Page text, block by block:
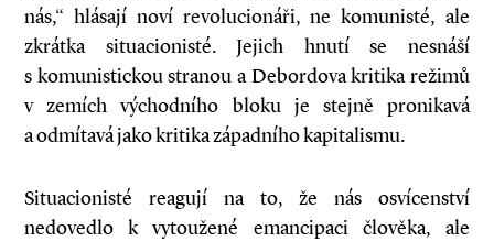
nás,“ hlásají noví revolucionáři, ne komunisté, ale
zkrátka situacionisté. Jejich hnutí se nesnáší
s komunistickou stranou a Debordova kritika režimů
v zemích východního bloku je stejně pronikavá
a odmítavá jako kritika západního kapitalismu.
Situacionisté reagují na to, že nás osvícenství
nedovedlo k vytoužené emancipaci člověka, ale